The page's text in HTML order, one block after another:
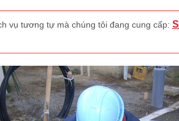
vụ tương tự mà chúng tôi đang cung cấp: